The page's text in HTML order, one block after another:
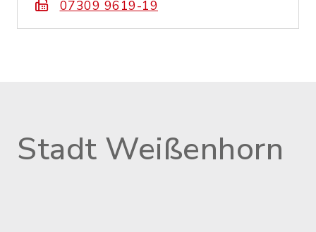
07309 9619-19
Stadt Weißenhorn